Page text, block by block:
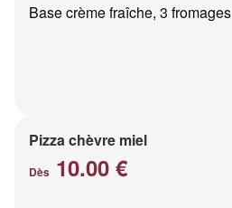
Base crème fraîche, 3 fromages
Pizza chèvre miel
Dès 10.00 €